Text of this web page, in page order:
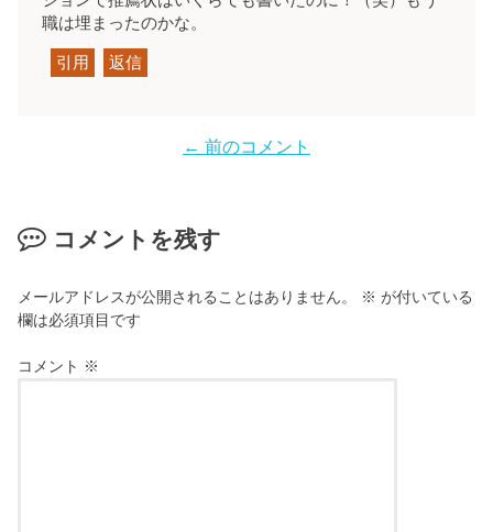
職は埋まったのかな。
引用 返信
← 前のコメント
コメントを残す
メールアドレスが公開されることはありません。 ※ が付いている
欄は必須項目です
コメント ※